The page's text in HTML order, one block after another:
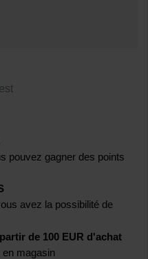
pouvez gagner des points
avez la possibilité de
de 100 EUR d'achat
en magasin